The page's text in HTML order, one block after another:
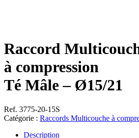
Raccord
à compression
Té Mâle – Ø15/21
Ref. 3775-20-15S
Catégorie : Raccords Multicouche à
Description